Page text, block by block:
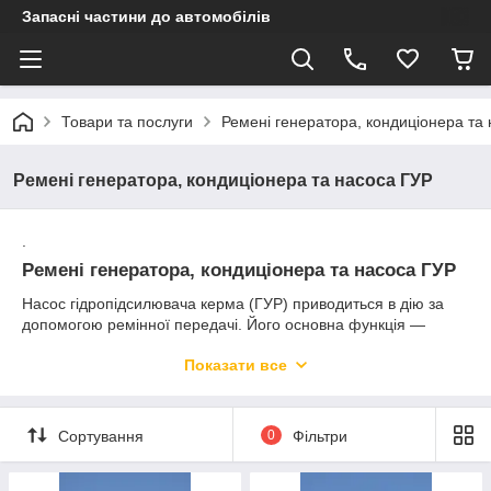
Запасні частини до автомобілів
Товари та послуги Ремені генератора, кондиціонера
Ремені генератора, кондиціонера та насоса ГУР
Ремені генератора, кондиціонера та насоса ГУР
Насос гідропідсилювача керма (ГУР) приводиться в дію за
допомогою ремінної передачі. Його основна функція —
розподільника. Злагоджена робота всіх елементів системи
якості приводних ременів генератора, кондиціонера та
насоса ГУР залежить стабільність роботи допоміжних
агрегатів транспортного засобу. Саме тому варто обирати
лише якісні та перевірені комплектуючі, які пропонує
Показати все
Сортування 0 Фільтри